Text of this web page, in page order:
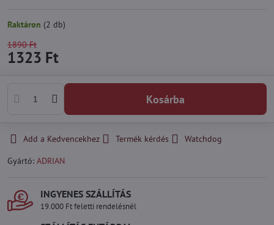
Raktáron (2 db)
1890 Ft
1323 Ft
Kosárba
Add a Kedvencekhez Termék kérdés
Watchdog
Gyártó: ADRIAN
INGYENES SZÁLLÍTÁS
19.000 Ft feletti rendelésnél